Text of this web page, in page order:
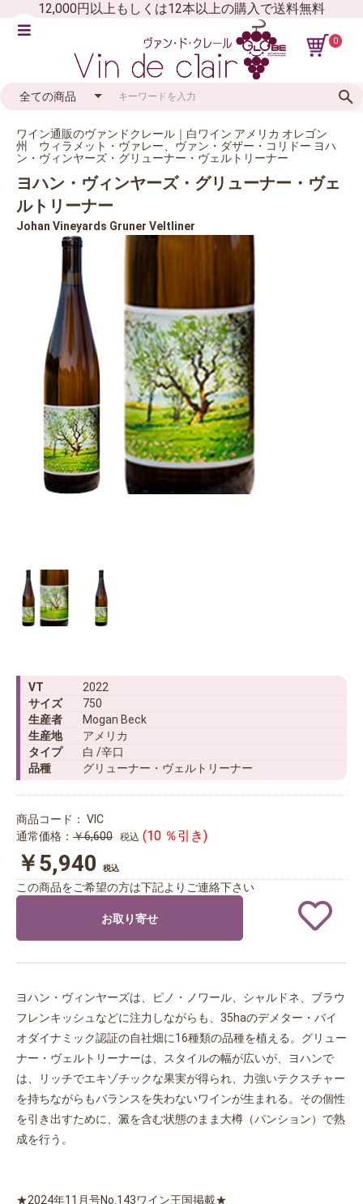
12,000円以上もしくは12本以上の購入で送料無料
0
ワイン通販のヴァンドクレール｜白ワイン アメリカ オレゴン
州 ウィラメット・ヴァレー、ヴァン・ダザー・コリドー ヨハ
ン・ヴィンヤーズ・グリューナー・ヴェルトリーナー
ヨハン・ヴィンヤーズ・グリューナー・ヴェ
ルトリーナー
Johan Vineyards Gruner Veltliner
VT
2022
サイズ
750
生産者
Mogan Beck
生産地
アメリカ
タイプ
白 /辛口
品種
グリューナー・ヴェルトリーナー
商品コード： VIC
通常価格： ￥6,600 税込 (10 ％引き)
￥5,940 税込
この商品をご希望の方は下記よりご連絡下さい
お取り寄せ
ヨハン・ヴィンヤーズは、ピノ・ノワール、シャルドネ、ブラウ
フレンキッシュなどに注力しながらも、35haのデメター・バイ
オダイナミック認証の自社畑に16種類の品種を植える。グリュー
ナー・ヴェルトリーナーは、スタイルの幅が広いが、ヨハンで
は、リッチでエキゾチックな果実が得られ、力強いテクスチャー
を持ちながらもバランスを失わないワインが生まれる。その個性
を引き出すために、澱を含む状態のまま大樽（パンション）で熟
成を行う。
★2024年11月号No.143ワイン王国掲載★